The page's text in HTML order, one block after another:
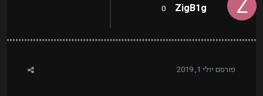
ZigB1g
0
פורסם יולי 1, 2019